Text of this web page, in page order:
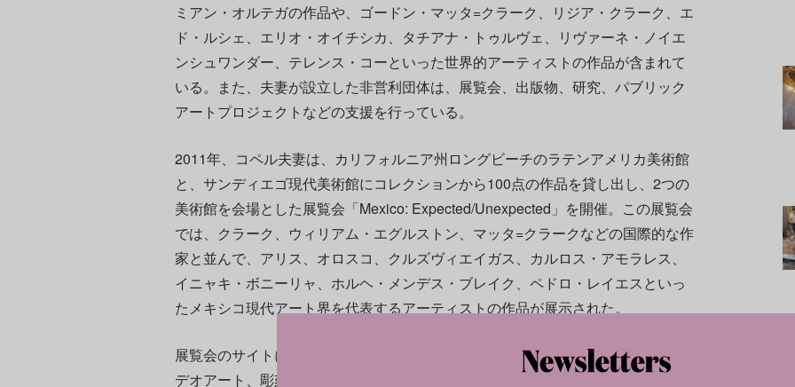
ミアン・オルテガの作品や、ゴードン・マッタ=クラーク、リジア・クラーク、エ
ド・ルシェ、エリオ・オイチシカ、タチアナ・トゥルヴェ、リヴァーネ・ノイエ
ンシュワンダー、テレンス・コーといった世界的アーティストの作品が含まれて
いる。また、夫妻が設立した非営利団体は、展覧会、出版物、研究、パブリック
アートプロジェクトなどの支援を行っている。
2011年、コペル夫妻は、カリフォルニア州ロングビーチのラテンアメリカ美術館
と、サンディエゴ現代美術館にコレクションから100点の作品を貸し出し、2つの
美術館を会場とした展覧会「Mexico: Expected/Unexpected」を開催。この展覧会
では、クラーク、ウィリアム・エグルストン、マッタ=クラークなどの国際的な作
家と並んで、アリス、オロスコ、クルズヴィエイガス、カルロス・アモラレス、
イニャキ・ボニーリャ、ホルヘ・メンデス・ブレイク、ペドロ・レイエスといっ
たメキシコ現代アート界を代表するアーティストの作品が展示された。
展覧会のサイトに掲載された声明では、「絵画、写真、インスタレーション、ビ
デオアート、彫刻、テキストによる幅広い作品群を、職人技の詩学、都市と自然